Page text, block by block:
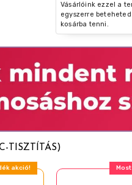
Vásárlóink ezzel a
egyszerre
kosárba tenni.
TISZTÍTÁS)
akció!